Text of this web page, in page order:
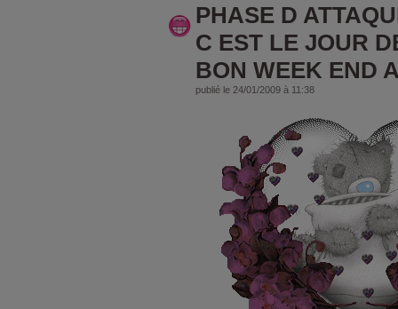
PHASE D
C EST LE JOUR
BON WEEK END
publié le 24/01/2009 à 11:38